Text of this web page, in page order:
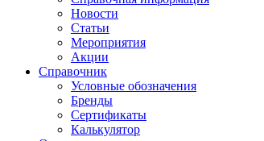
Новости
Статьи
Мероприятия
Акции
Справочник
Условные обозначения
Бренды
Сертификаты
Калькулятор